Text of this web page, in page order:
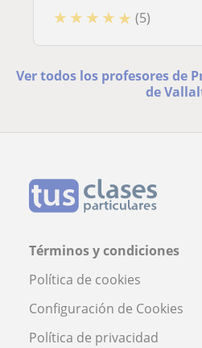
★ ★ ★ ★ ★ (5)
Ver todos los profesores de
de
Términos y condiciones
Política de cookies
Configuración de Cookies
Política de privacidad